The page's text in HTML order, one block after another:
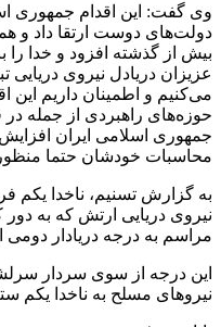
وی گفت: این اقدام جمهوری
دولت‌های دوست ارتقا داد و
بیش از گذشته افزود و خدا
عزیزان دریادل نیروی
می‌کنیم و اطمینان داریم این
حوزه‌های راهبردی از جمله در
جمهوری اسلامی ایران
محاسبات خودشان حتما
نیروی دریایی ارتش که به
مراسم به درجه دریادار دومی
این درجه از سوی سردار
نیرو‌های مسلح به ناخدا یکم